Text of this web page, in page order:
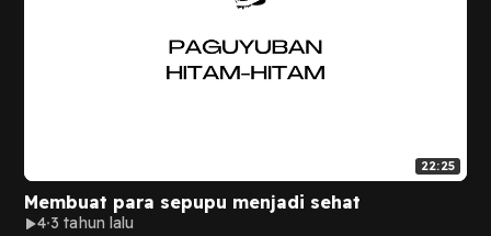
22:25
Membuat para sepupu menjadi sehat
4 3 tahun lalu